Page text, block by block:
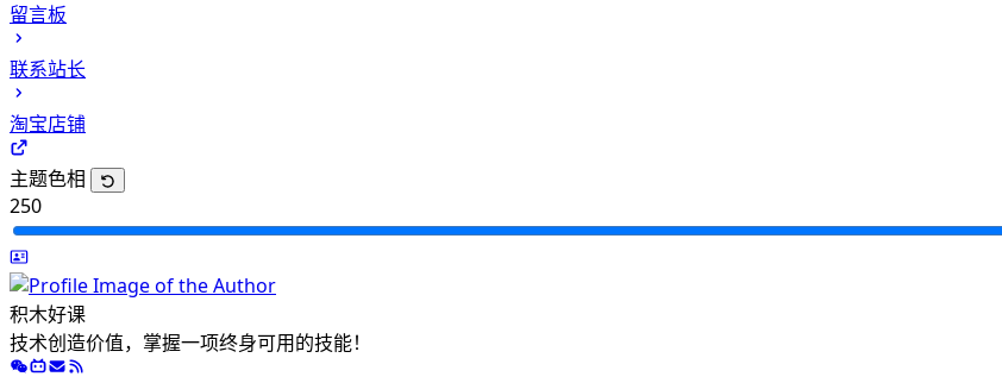
CAD二维基础课程
CAD三维建模课程
CAD高级渲染课程
CAD机械四级考试
留言板
联系站长
淘宝店铺
主题色相
250
积木好课
技术创造价值，掌握一项终身可用的技能！